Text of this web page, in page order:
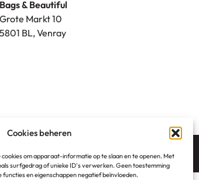
Cookies beheren
om apparaat-informatie op te slaan en te openen. Met
surfgedrag of unieke ID's verwerken. Geen toestemming
en eigenschappen negatief beïnvloeden.
Bags & Beautiful
Grote Markt 10
5801 BL, Venray